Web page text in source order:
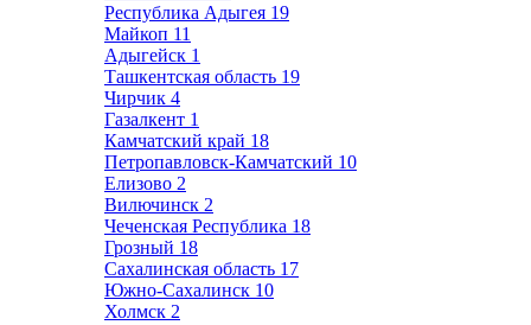
Республика Адыгея 19
Майкоп 11
Адыгейск 1
Ташкентская область 19
Чирчик 4
Газалкент 1
Камчатский край 18
Петропавловск-Камчатский 10
Елизово 2
Вилючинск 2
Чеченская Республика 18
Грозный 18
Сахалинская область 17
Южно-Сахалинск 10
Холмск 2